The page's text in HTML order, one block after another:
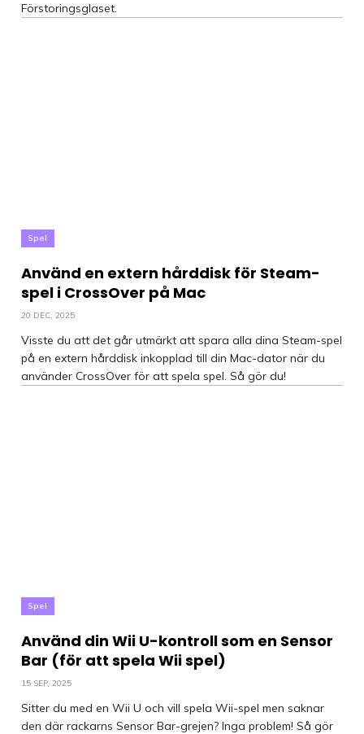
Förstoringsglaset.
Spel
Använd en extern hårddisk för Steam-
spel i CrossOver på Mac
20 DEC, 2025
Visste du att det går utmärkt att spara alla dina Steam-spel
på en extern hårddisk inkopplad till din Mac-dator när du
använder CrossOver för att spela spel. Så gör du!
Spel
Använd din Wii U-kontroll som en Sensor
Bar (för att spela Wii spel)
15 SEP, 2025
Sitter du med en Wii U och vill spela Wii-spel men saknar
den där rackarns Sensor Bar-grejen? Inga problem! Så gör